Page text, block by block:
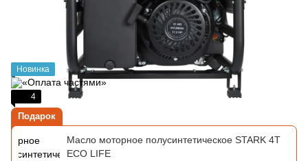
Новинка
4
Подарок
Масло моторное полусинтетическое STARK 4T
ECO LIFE